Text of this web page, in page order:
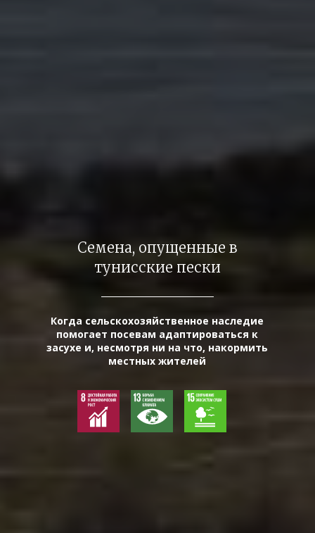
Семена, опущенные в
тунисские пески
Когда сельскохозяйственное наследие
помогает посевам адаптироваться к
засухе и, несмотря ни на что, накормить
местных жителей